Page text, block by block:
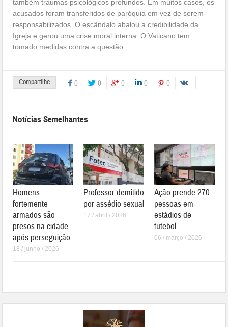
também traumas psicológicos profundos. Em muitos casos, os
acusados foram transferidos de paróquia em vez de serem
responsabilizados. O escândalo abalou a credibilidade da
Igreja e gerou uma crise moral interna. O Vaticano tem
tomado medidas contra a questão.
Compartilhe 0 0 0 0 0
Notícias Semelhantes
Homens
fortemente
armados são
presos na cidade
após perseguição
18 / junho / 2026
Professor demitido
por assédio sexual
17 / abril / 2026
Ação prende 270
pessoas em
estádios de
futebol
06 / março / 2026